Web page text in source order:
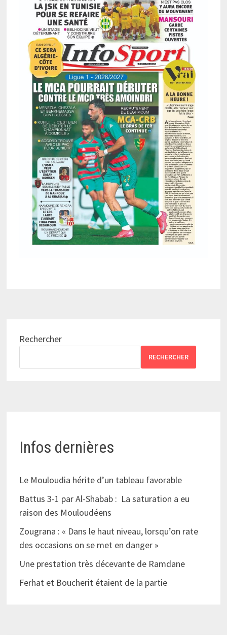
Rechercher
RECHERCHER
Infos dernières
Le Mouloudia hérite d’un tableau favorable
Battus 3-1 par Al-Shabab : La saturation a eu
raison des Mouloudéens
Zougrana : « Dans le haut niveau, lorsqu’on rate
des occasions on se met en danger »
Une prestation très décevante de Ramdane
Ferhat et Boucherit étaient de la partie